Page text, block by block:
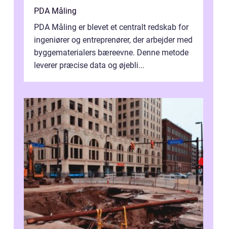
PDA Måling
PDA Måling er blevet et centralt redskab for
ingeniører og entreprenører, der arbejder med
byggematerialers bæreevne. Denne metode
leverer præcise data og øjebli...